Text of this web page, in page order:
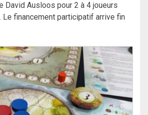
David Ausloos pour 2 à 4 joueurs
Le financement participatif arrive fin